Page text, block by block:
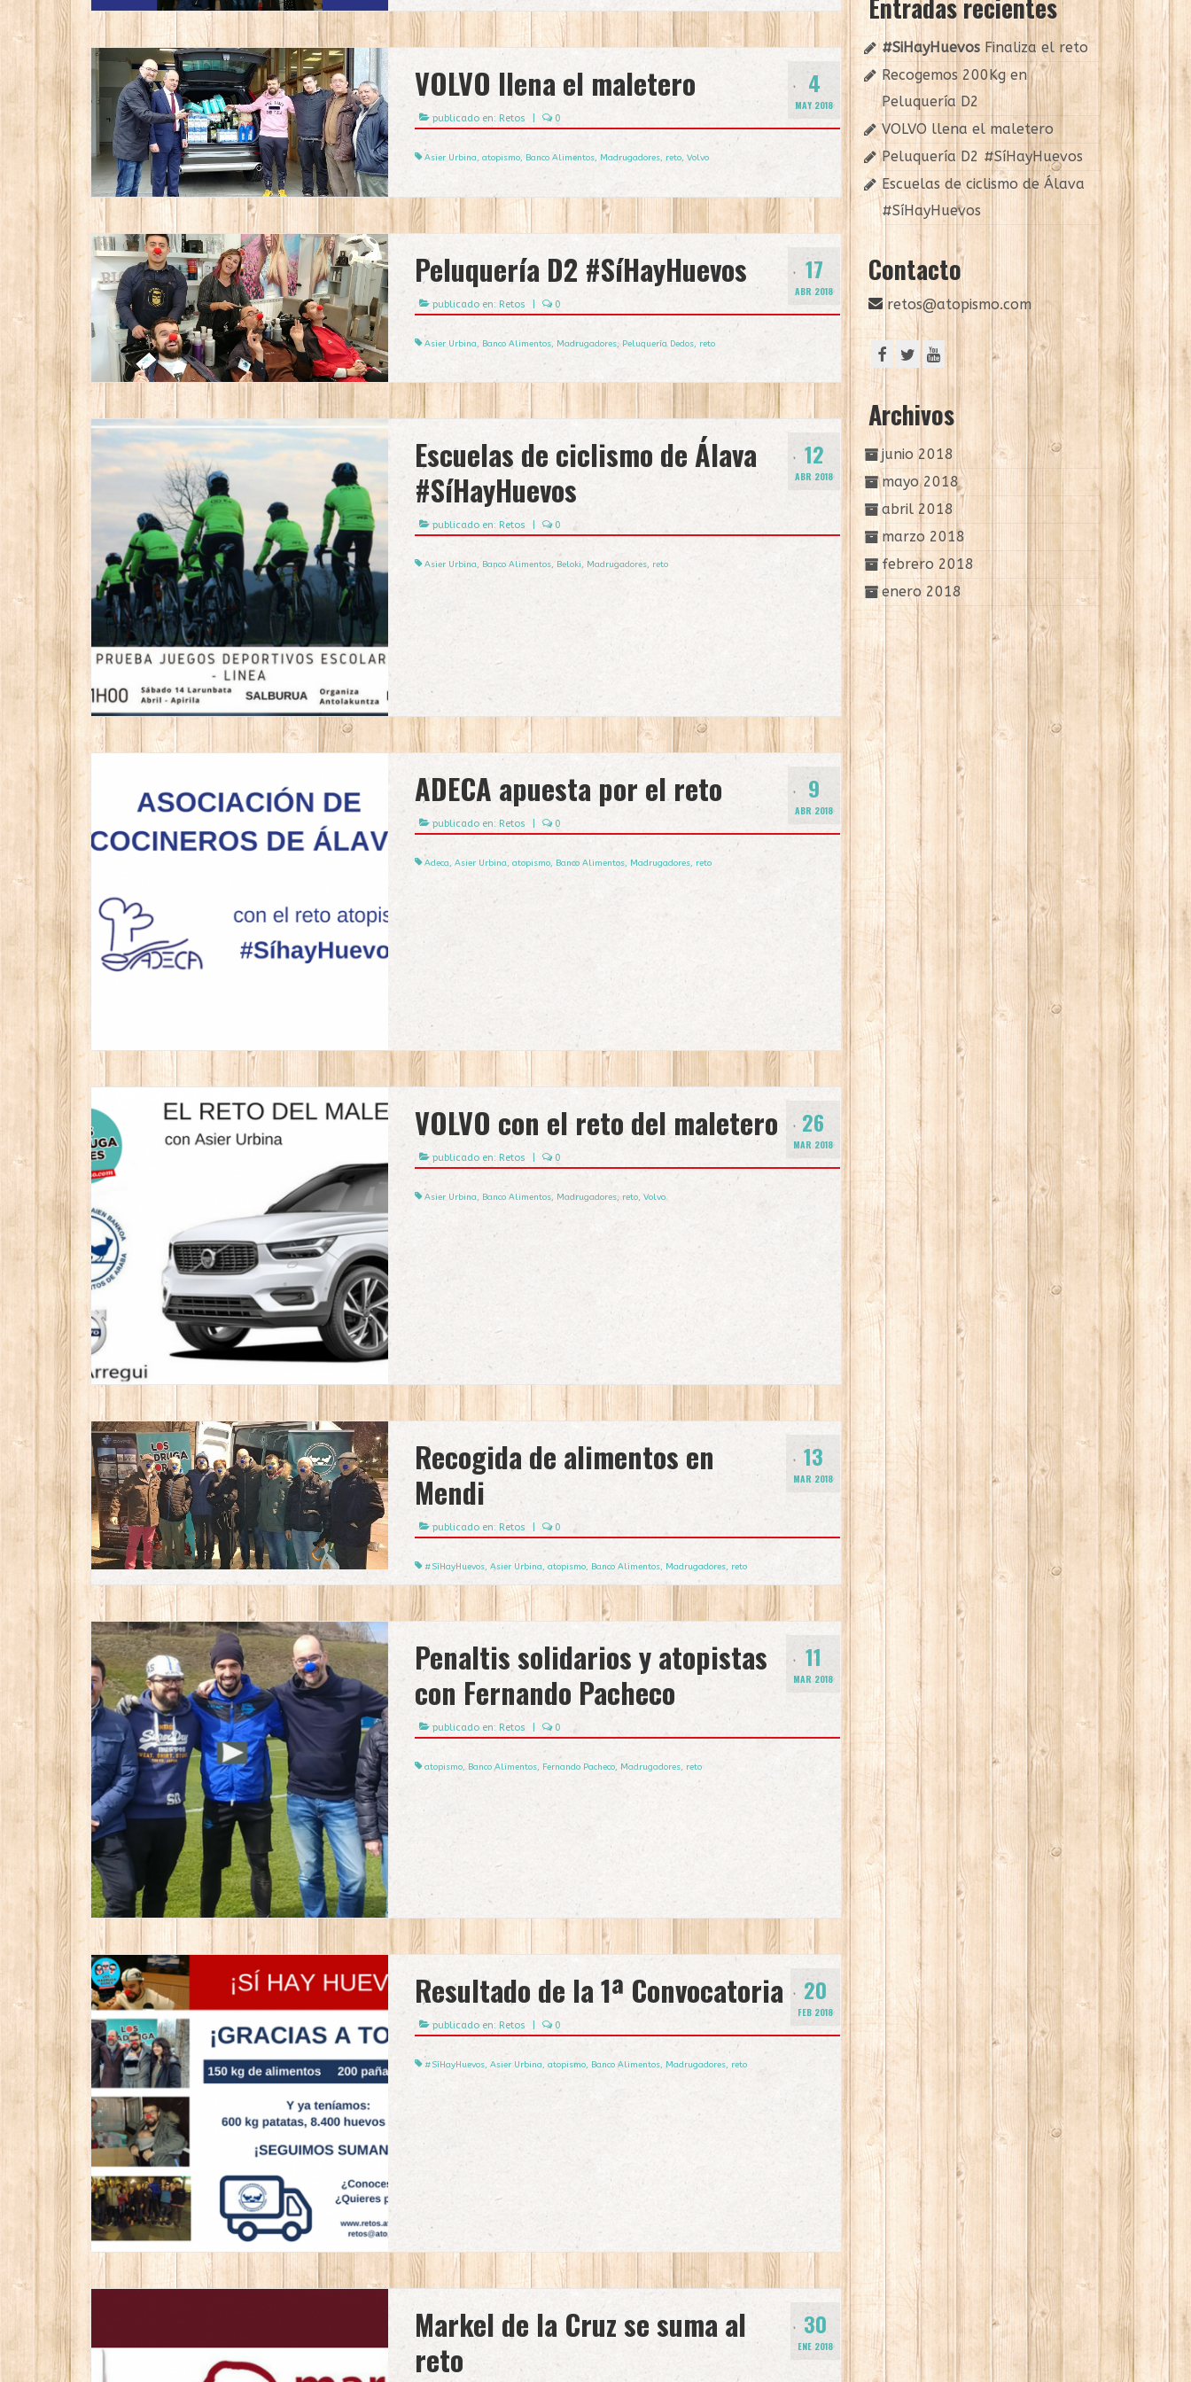
4
MAY 2018
VOLVO llena el maletero
publicado en: Retos 0
Asier Urbina, atopismo, Banco Alimentos, Madrugadores, reto, Volvo
17
ABR 2018
Peluquería D2 #SíHayHuevos
publicado en: Retos 0
Asier Urbina, Banco Alimentos, Madrugadores, Peluquería Dedos, reto
12
ABR 2018
Escuelas de ciclismo de Álava
#SíHayHuevos
publicado en: Retos 0
Asier Urbina, Banco Alimentos, Beloki, Madrugadores, reto
9
ABR 2018
ADECA apuesta por el reto
publicado en: Retos 0
Adeca, Asier Urbina, atopismo, Banco Alimentos, Madrugadores, reto
26
MAR 2018
VOLVO con el reto del maletero
publicado en: Retos 0
Asier Urbina, Banco Alimentos, Madrugadores, reto, Volvo
13
MAR 2018
Recogida de alimentos en
Mendi
publicado en: Retos 0
#SíHayHuevos, Asier Urbina, atopismo, Banco Alimentos, Madrugadores, reto
11
MAR 2018
Penaltis solidarios y atopistas
con Fernando Pacheco
publicado en: Retos 0
atopismo, Banco Alimentos, Fernando Pacheco, Madrugadores, reto
20
FEB 2018
Resultado de la 1ª Convocatoria
publicado en: Retos 0
#SíHayHuevos, Asier Urbina, atopismo, Banco Alimentos, Madrugadores, reto
30
ENE 2018
Markel de la Cruz se suma al
reto
Entradas recientes
#SiHayHuevosFinaliza el reto
Recogemos 200Kg en
Peluquería D2
VOLVO llena el maletero
Peluquería D2 #SíHayHuevos
Escuelas de ciclismo de Álava
#SíHayHuevos
Contacto
retos@atopismo.com
Archivos
junio 2018
mayo 2018
abril 2018
marzo 2018
febrero 2018
enero 2018